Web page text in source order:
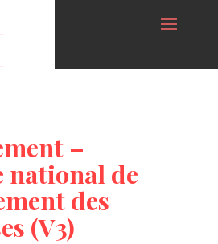
–
national de
des
(V3)